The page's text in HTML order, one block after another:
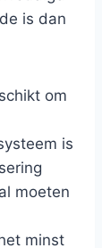
is dan
om
is
moeten
minst